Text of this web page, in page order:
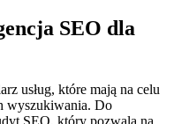
SEO dla
usług, które mają na celu
wyszukiwania. Do